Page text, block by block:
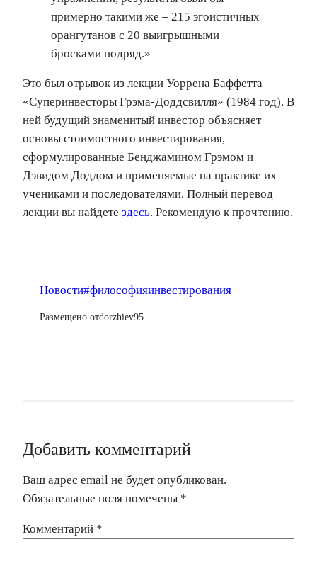
примерно такими же – 215 эгоистичных
орангутанов с 20 выигрышными
бросками подряд.»
Это был отрывок из лекции Уоррена Баффетта
«Суперинвесторы Грэма-Доддсвилля» (1984 год). В
ней будущий знаменитый инвестор объясняет
основы стоимостного инвестирования,
сформулированные Бенджамином Грэмом и
Дэвидом Доддом и применяемые на практике их
учениками и последователями. Полный перевод
лекции вы найдете здесь. Рекомендую к прочтению.
Новости#философияинвестирования
Размещено отdorzhiev95
Добавить комментарий
Ваш адрес email не будет опубликован.
Обязательные поля помечены *
Комментарий *